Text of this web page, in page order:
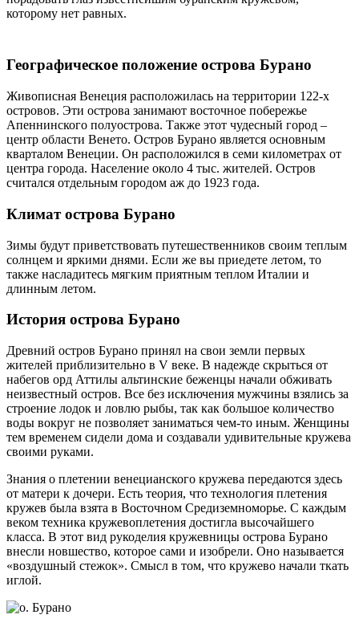
которому нет равных.
Географическое положение острова Бурано
Живописная Венеция расположилась на территории 122-х
островов. Эти острова занимают восточное побережье
Апеннинского полуострова. Также этот чудесный город –
центр области Венето. Остров Бурано является основным
кварталом Венеции. Он расположился в семи километрах от
центра города. Население около 4 тыс. жителей. Остров
считался отдельным городом аж до 1923 года.
Климат острова Бурано
Зимы будут приветствовать путешественников своим теплым
солнцем и яркими днями. Если же вы приедете летом, то
также насладитесь мягким приятным теплом Италии и
длинным летом.
История острова Бурано
Древний остров Бурано принял на свои земли первых
жителей приблизительно в V веке. В надежде скрыться от
набегов орд Аттилы альтинские беженцы начали обживать
неизвестный остров. Все без исключения мужчины взялись за
строение лодок и ловлю рыбы, так как большое количество
воды вокруг не позволяет заниматься чем-то иным. Женщины
тем временем сидели дома и создавали удивительные кружева
своими руками.
Знания о плетении венецианского кружева передаются здесь
от матери к дочери. Есть теория, что технология плетения
кружев была взята в Восточном Средиземноморье. С каждым
веком техника кружевоплетения достигла высочайшего
класса. В этот вид рукоделия кружевницы острова Бурано
внесли новшество, которое сами и изобрели. Оно называется
«воздушный стежок». Смысл в том, что кружево начали ткать
иглой.